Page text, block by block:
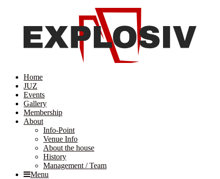
Home
JUZ
Events
Gallery
Membership
About
Info-Point
Venue Info
About the house
History
Management / Team
Menu